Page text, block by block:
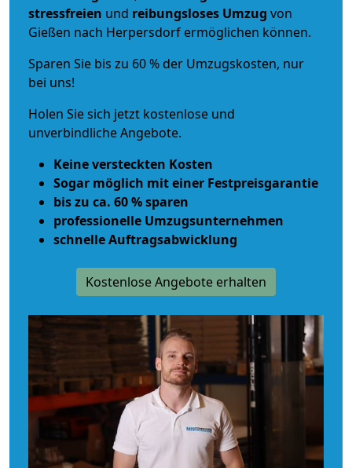
stressfreien und reibungsloses Umzug von
Gießen nach Herpersdorf ermöglichen können.
Sparen Sie bis zu 60 % der Umzugskosten, nur
bei uns!
Holen Sie sich jetzt kostenlose und
unverbindliche Angebote.
Keine versteckten Kosten
Sogar möglich mit einer Festpreisgarantie
bis zu ca. 60 % sparen
professionelle Umzugsunternehmen
schnelle Auftragsabwicklung
Kostenlose Angebote erhalten